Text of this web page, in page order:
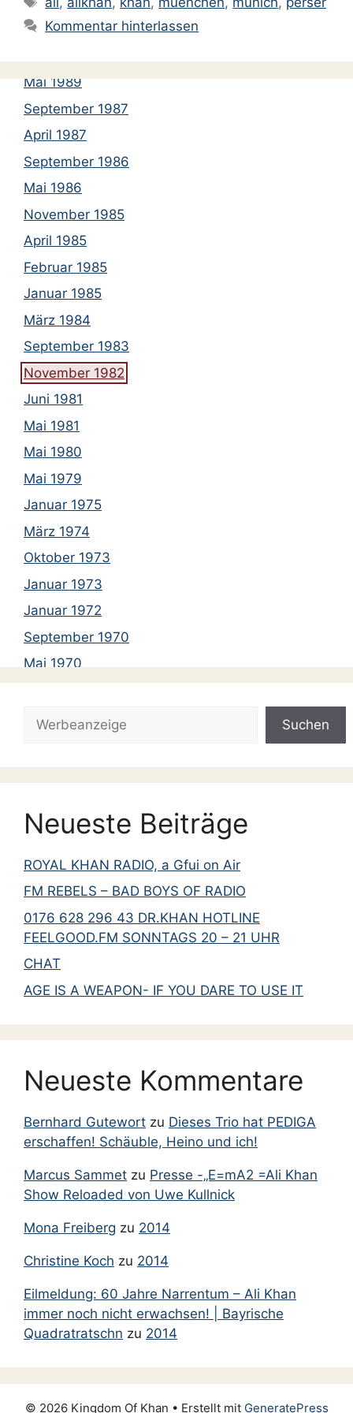
Kommentar hinterlassen
März 1990
Mai 1989
September 1987
April 1987
September 1986
Mai 1986
November 1985
April 1985
Februar 1985
Januar 1985
März 1984
September 1983
November 1982
Juni 1981
Mai 1981
Mai 1980
Mai 1979
Januar 1975
März 1974
Oktober 1973
Januar 1973
Januar 1972
September 1970
Mai 1970
Juli 1969
September 1966
März 1964
Januar 1962
Juni 1961
September 1960
Juni 1956
März 1955
Juli 1953
Januar 1925
Mai 1916
Suchen
Neueste Beiträge
ROYAL KHAN RADIO, a Gfui on Air
FM REBELS – BAD BOYS OF RADIO
0176 628 296 43 DR.KHAN HOTLINE
FEELGOOD.FM SONNTAGS 20 – 21 UHR
CHAT
AGE IS A WEAPON- IF YOU DARE TO USE IT
Neueste Kommentare
Bernhard Gutewort zu Dieses Trio hat PEDIGA
erschaffen! Schäuble, Heino und ich!
Marcus Sammet zu Presse -„E=mA2 =Ali Khan
Show Reloaded von Uwe Kullnick
Mona Freiberg zu 2014
Christine Koch zu 2014
Eilmeldung: 60 Jahre Narrentum – Ali Khan
immer noch nicht erwachsen! | Bayrische
Quadratratschn zu 2014
© 2026 Kingdom Of Khan • Erstellt mit GeneratePress